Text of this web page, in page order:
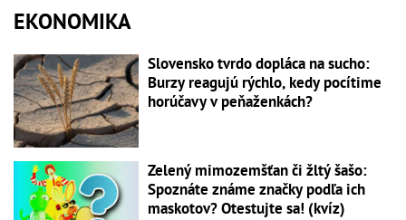
EKONOMIKA
Slovensko tvrdo dopláca na sucho:
Burzy reagujú rýchlo, kedy pocítime
horúčavy v peňaženkách?
Zelený mimozemšťan či žltý šašo:
Spoznáte známe značky podľa ich
maskotov? Otestujte sa! (kvíz)